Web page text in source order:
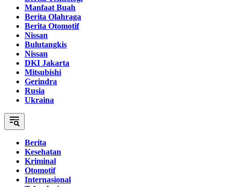
Manfaat Buah
Berita Olahraga
Berita Otomotif
Nissan
Bulutangkis
Nissan
DKI Jakarta
Mitsubishi
Gerindra
Rusia
Ukraina
Berita
Kesehatan
Kriminal
Otomotif
Internasional